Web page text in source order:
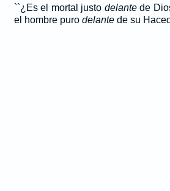
``¿Es el mortal justo delantede
el hombre puro delantede su